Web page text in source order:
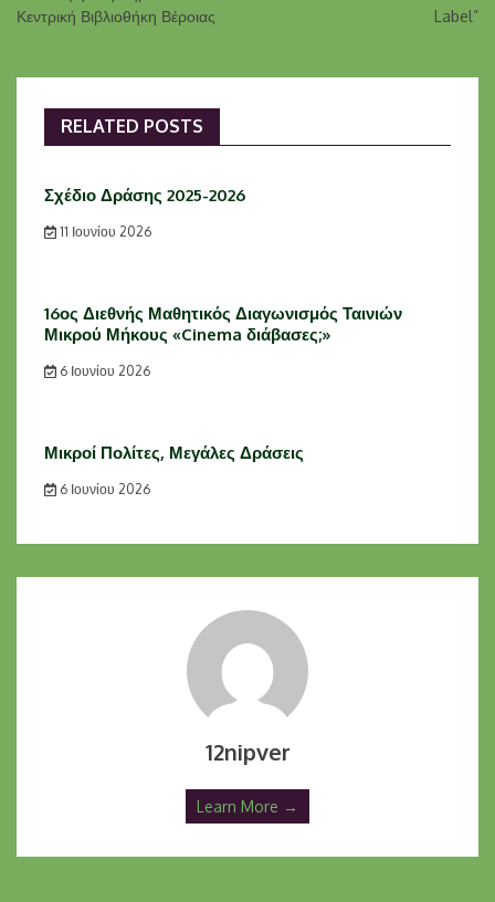
Κεντρική Βιβλιοθήκη Βέροιας
Label”
RELATED POSTS
Σχέδιο Δράσης 2025-2026
11 Ιουνίου 2026
16ος Διεθνής Μαθητικός Διαγωνισμός Ταινιών
Μικρού Μήκους «Cinema διάβασες;»
6 Ιουνίου 2026
Μικροί Πολίτες, Μεγάλες Δράσεις
6 Ιουνίου 2026
12nipver
Learn More →